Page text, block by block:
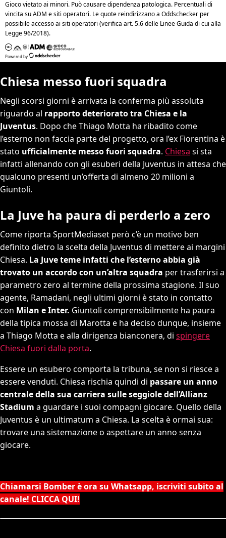
Chiesa messo fuori squadra
Negli scorsi giorni è arrivata la conferma più assoluta
riguardo al rapporto deteriorato tra Chiesa e la
Juventus. Dopo che Thiago Motta ha ribadito come
l’esterno non faccia parte del progetto, ora l’ex Fiorentina è
stato ufficialmente messo fuori squadra. Chiesa si sta
infatti allenando con gli esuberi della Juventus in attesa che
qualcuno presenti un’offerta di almeno 20 milioni a
Giuntoli.
La Juve ha paura di perderlo a zero
Come riporta SportMediaset però c’è un motivo ben
definito dietro la scelta della Juventus di mettere ai margini
Chiesa. La Juve teme infatti che l’esterno abbia già
trovato un accordo con un’altra squadra per trasferirsi a
parametro zero al termine della prossima stagione. Il suo
agente, Ramadani, negli ultimi giorni è stato in contatto
con Milan e Inter. Giuntoli comprensibilmente ha paura
della tipica mossa di Marotta e ha deciso dunque, insieme
a Thiago Motta e alla dirigenza bianconera, di spingere
Chiesa fuori dalla porta.
Essere un esubero comporta la tribuna, se non si riesce a
essere venduti. Chiesa rischia quindi di passare un anno
centrale della sua carriera sulle seggiole dell’Allianz
Stadium a guardare i suoi compagni giocare. Quello della
Juventus è un ultimatum a Chiesa. La scelta è ormai sua:
trovare una sistemazione o aspettare un anno senza
giocare.
Chiamarsi Bomber è ora su Whatsapp, iscriviti subito al
canale! CLICCA QUI!